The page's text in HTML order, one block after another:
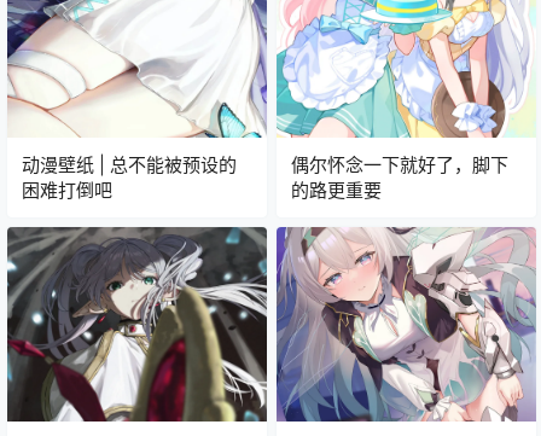
动漫壁纸 | 总不能被预设的
困难打倒吧
偶尔怀念一下就好了，脚下
的路更重要